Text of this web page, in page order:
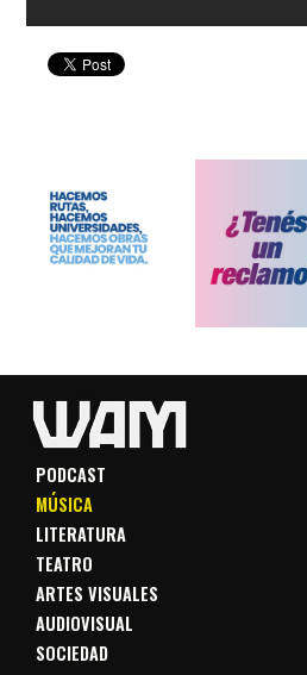
PODCAST
MÚSICA
LITERATURA
TEATRO
ARTES VISUALES
AUDIOVISUAL
SOCIEDAD